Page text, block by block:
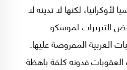
لأوكرانيا، لكنها لا تدينه لا
التبريرات لموسكو
الغربية المفروضة عليها.
فدونه كلفة باهظة